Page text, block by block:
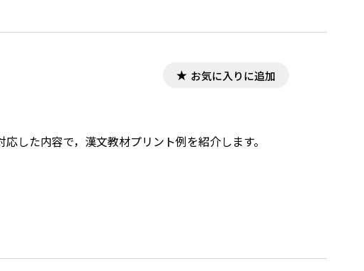
お気に入りに追加
した内容で，漢文教材プリント例を紹介します。